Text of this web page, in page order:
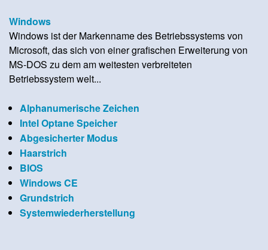
Windows
Windows ist der Markenname des Betriebssystems von
Microsoft, das sich von einer grafischen Erweiterung von
MS-DOS zu dem am weitesten verbreiteten
Betriebssystem welt...
Alphanumerische Zeichen
Intel Optane Speicher
Abgesicherter Modus
Haarstrich
BIOS
Windows CE
Grundstrich
Systemwiederherstellung